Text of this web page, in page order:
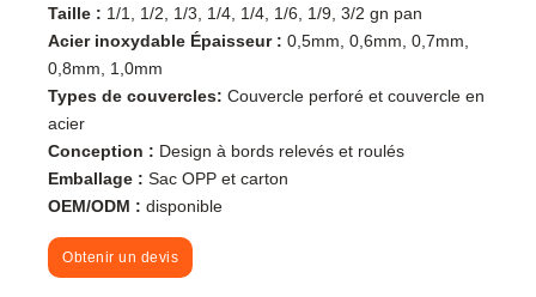
Taille : 1/1, 1/2, 1/3, 1/4, 1/4, 1/6, 1/9, 3/2 gn pan
Acier inoxydable Épaisseur : 0,5mm, 0,6mm, 0,7mm,
0,8mm, 1,0mm
Types de couvercles: Couvercle perforé et couvercle en
acier
Conception : Design à bords relevés et roulés
Emballage : Sac OPP et carton
OEM/ODM : disponible
Obtenir un devis